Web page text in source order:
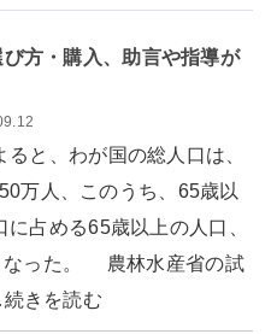
方・購入、助言や指導が
と、わが国の総人口は、
万人、このうち、65歳以
に占める65歳以上の人口、
なった。 農林水産省の試
きを読む